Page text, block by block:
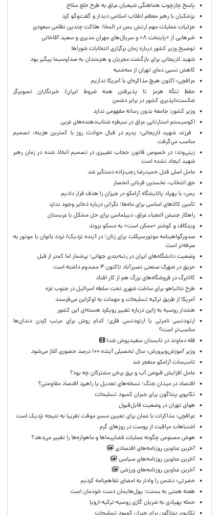
پاسخ چارچوب هماهنگی شیعیان عراق به طرح خلع سلاح
پزشکیان با رهبر معظم انقلاب اسلامی دیدار و گفت‌وگو کرد
جزئیات عملیات مهم ارتش یمن در المخا؛ هلاکت چندین نظامی سعودی
خبرهایی از «پایتخت ۸» و سریال‌های مهران مدیری و سعید آقاخانی
توضیح وزیر کشور درباره زمان برگزاری انتخابات شوراها
شهید لاریجانی برای بازگشت مجریان و هنرمندان به صداوسیما پیگیر بود
کاهش نسبی دمای تهران از سه‌شنبه
عراقچی: اکنون هیچ مذاکره‌ای با آمریکا نداریم
حفظ تنگه هرمز تا پذیرفتن همه شروط ایران/ خبرنگاران تصویرگر
شکست‌ناپذیری کشور در برابر دشمن
وزیر کشور: جامعه بدون رسانه مفهومی ندارد
اکوسیستم استارتاپی عراق در سیطره شتاب‌دهنده‌‌های غربی
فرزند شهید لاریجانی: پدرم در قبال حوادث روز با کمترین هزینه، تصمیم
مناسب می‌گرفت
زینی‌وند: در خصوص قانون حجاب تغییری در تصمیم اتخاذ شده در زمان رهبر
شهید ایجاد نشده است
عامل اصلی قتل حمیدرضا رجب‌زاده دستگیر شد
حق انتخاب، نخستین قربانی انحصار
یمن: با پهپاد پالایشگاه آرامکو در جیزان را هدف قرار دادیم
تأمین کالاهای اساسی برای ماه‌ها؛ نگرانی درباره ذخایر وجود ندارد
راهکار جنبش النجباء عراق، دیپلماسی برای حل مشکل با عربستان
ویتکاف و کوشنر «ممکن است» به مسکو بروند
صدورگواهینامه موتورسیکلت برای زنان؛ در آینده نزدیک/ تردد بانوان با موتور به‌
صرفه‌تر است
وضعیت دانشگاه‌های ایران در رتبه‌بندی جهانی؛ پرشمار اما کمتر از قبل
حریق در شهرک صنعتی نصیرآباد تاکنون ۴ مصدوم داشته است
کالابرگ در فروشگاه‌های بزرگ هم از کار افتاد
طرح نتانیاهو برای ساخت شهری تحت سلطه اسرائیل در جنوب غزه
آمریکا از طریق ترکیه تسلیحات و مهمات به اوکراین می‌فرستد
هشدار روسیه به ژاپن درباره تغییر رویکرد هسته‌ای این کشور
ارتودنسی نامرئی یا ارتودنسی فلزی؛ کدام روش برای مرتب کردن دندان‌ها
مناسب‌تر است؟
قله دماوند در تابستان سفیدپوش شد!
وزیر آموزش‌وپرورش: سال تحصیلی آینده ۱۰۰ درصد حضوری آغاز می‌شود
تاسیسات آرامکو منفجر شد
عامل افزایش قبوض آب و برق برخی مشترکان چه بود؟
اقتصاد در میدان جنگ؛ نسخه‌های تعدیل یا راهبرد اقتصاد مقاومتی؟
تکاپوی پنتاگون برای جبران کمبود تسلیحات
هوای تهران در وضعیت قابل‌قبول
عراقچی: مذاکرات با عمان برای تعیین مسیر موقت تقریبا به نتیجه نزدیک است
اشتباهات مراقبت از پوست در روزهای گرم
هوش مصنوعی چگونه عملیات فضاپیماها و ماهواره‌ها را تغییر می‌دهد؟
آخرین عناوین روزنامه‌های اقتصادی
آخرین عناوین روزنامه‌های سیاسی
آخرین عناوین روزنامه‌های ورزشی
حضرتی: دشمن را وادار به امضای تفاهم‌نامه کردیم
طعنه همتی به بسنت؛ پول‌هایمان دست خودمان است
حمله پهپادی به شریان گازی روسیه-ترکیه-اروپا